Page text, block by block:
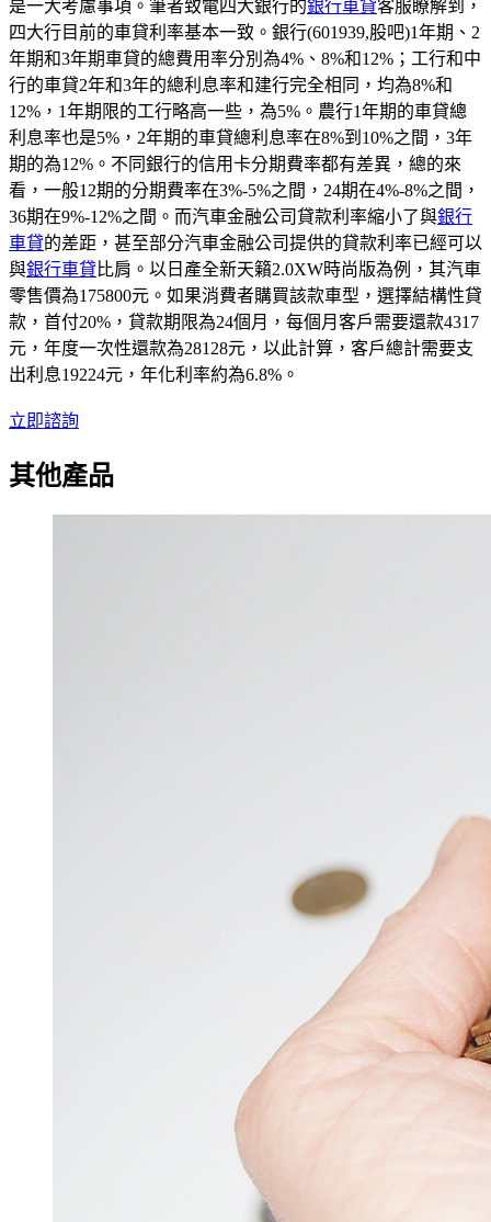
是一大考慮事項。筆者致電四大銀行的銀行車貸客服瞭解到，
四大行目前的車貸利率基本一致。銀行(601939,股吧)1年期、2
年期和3年期車貸的總費用率分別為4%、8%和12%；工行和中
行的車貸2年和3年的總利息率和建行完全相同，均為8%和
12%，1年期限的工行略高一些，為5%。農行1年期的車貸總
利息率也是5%，2年期的車貸總利息率在8%到10%之間，3年
期的為12%。不同銀行的信用卡分期費率都有差異，總的來
看，一般12期的分期費率在3%-5%之間，24期在4%-8%之間，
36期在9%-12%之間。而汽車金融公司貸款利率縮小了與銀行
車貸的差距，甚至部分汽車金融公司提供的貸款利率已經可以
與銀行車貸 比肩。以日產全新天籟2.0XW時尚版為例，其汽車
零售價為175800元。如果消費者購買該款車型，選擇結構性貸
款，首付20%，貸款期限為24個月，每個月客戶需要還款4317
元，年度一次性還款為28128元，以此計算，客戶總計需要支
出利息19224元，年化利率約為6.8%。
立即諮詢
其他產品